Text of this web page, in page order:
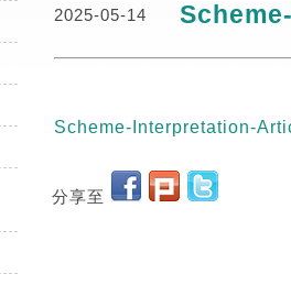
2025-05-14
Scheme-Interpretation-
分享至